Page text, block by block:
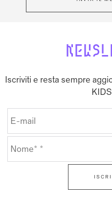
Iscriviti e resta sempre